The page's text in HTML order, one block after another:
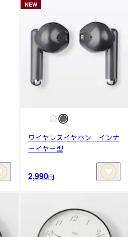
NEW
ワイヤレスイヤホン インナ
ーイヤー型
2,990円